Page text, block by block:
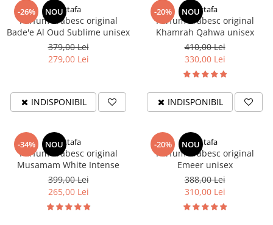
-26% NOULattafa
Parfum arăbesc original
Bade'e Al Oud Sublime unisex
379,00 Lei
279,00 Lei
INDISPONIBIL
-20% NOULattafa
Parfum arăbesc original
Khamrah Qahwa unisex
410,00 Lei
330,00 Lei
INDISPONIBIL
-34% NOULattafa
Parfum arăbesc original
Musamam White Intense
399,00 Lei
265,00 Lei
-20% NOULattafa
Parfum arăbesc original
Emeer unisex
388,00 Lei
310,00 Lei